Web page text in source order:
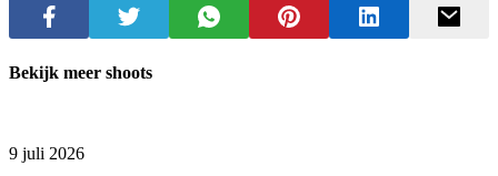
Bekijk meer shoots
9 juli 2026